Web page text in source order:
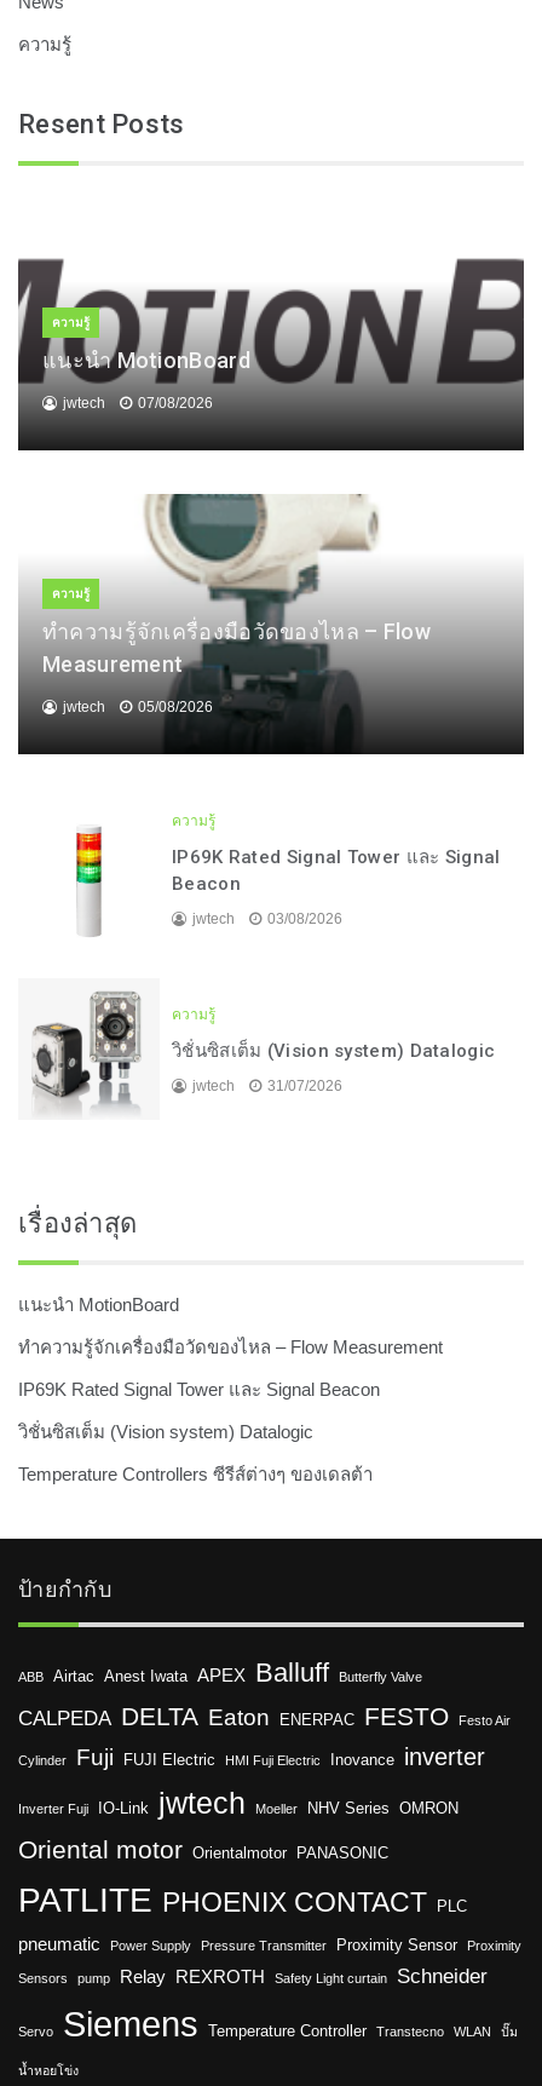
ความรู้
Resent Posts
ความรู้
แนะนำ MotionBoard
jwtech 07/08/2026
ความรู้
ทำความรู้จักเครื่องมือวัดของไหล – Flow
Measurement
jwtech 05/08/2026
ความรู้
IP69K Rated Signal Tower และ Signal
Beacon
jwtech 03/08/2026
ความรู้
วิชั่นซิสเต็ม (Vision system) Datalogic
jwtech 31/07/2026
เรื่องล่าสุด
แนะนำ MotionBoard
ทำความรู้จักเครื่องมือวัดของไหล – Flow Measurement
IP69K Rated Signal Tower และ Signal Beacon
วิชั่นซิสเต็ม (Vision system) Datalogic
Temperature Controllers ซีรีส์ต่างๆ ของเดลต้า
ป้ายกำกับ
ABB Airtac Anest Iwata APEX Balluff Butterfly Valve
CALPEDA DELTA Eaton ENERPAC FESTO Festo Air
Cylinder Fuji FUJI Electric HMI Fuji Electric Inovance inverter
Inverter Fuji IO-Link jwtech Moeller NHV Series OMRON
Oriental motor Orientalmotor PANASONIC
PATLITE PHOENIX CONTACT PLC
pneumatic Power Supply Pressure Transmitter Proximity Sensor Proximity
Sensors pump Relay REXROTH Safety Light curtain Schneider
Servo Siemens Temperature Controller Transtecno WLAN ปั๊ม
น้ำหอยโข่ง